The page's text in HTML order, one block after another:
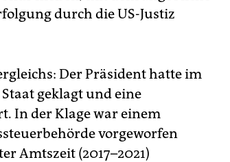
durch die US-Justiz
Der Präsident hatte im
geklagt und eine
In der Klage war einem
vorgeworfen
Amtszeit (2017–2021)